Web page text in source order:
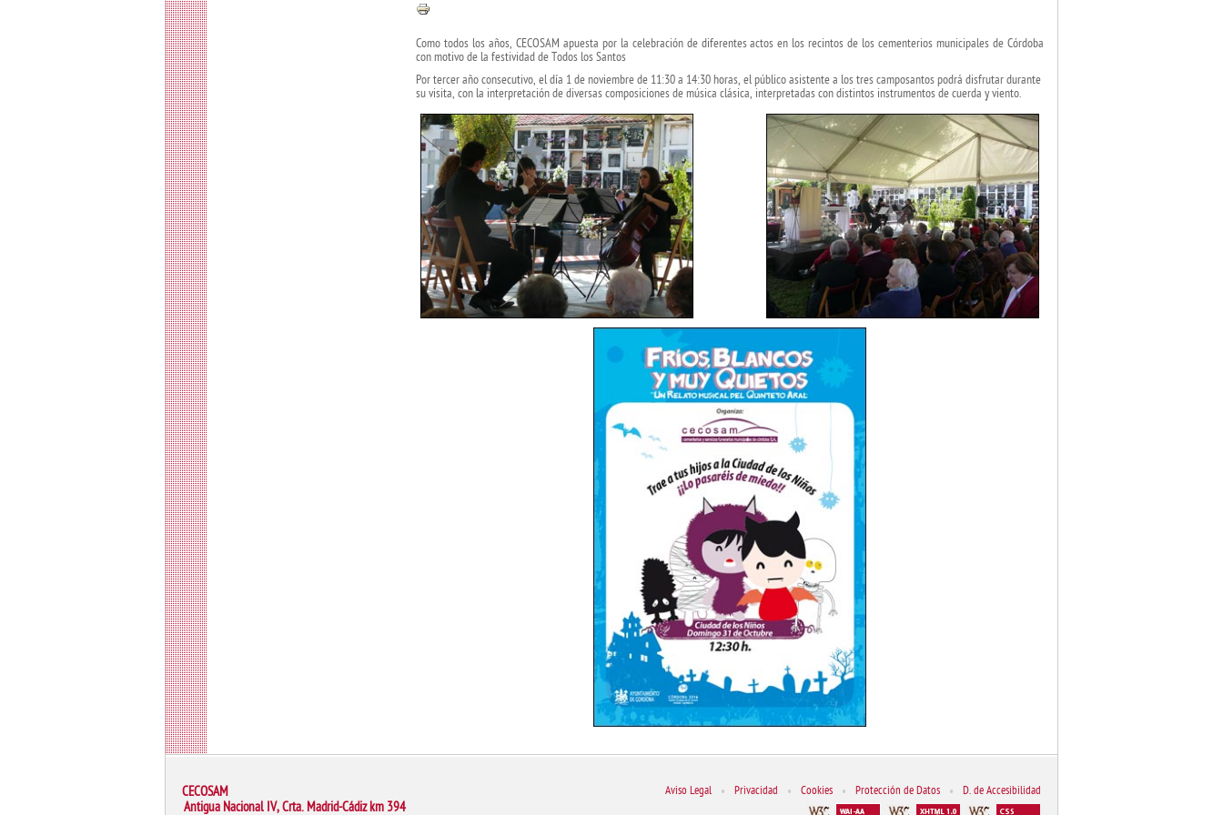
Como todos los años, CECOSAM apuesta por la celebración de diferentes actos en los recintos de los cementerios municipales de Córdoba
con motivo de la festividad de Todos los Santos
Por tercer año consecutivo, el día 1 de noviembre de 11:30 a 14:30 horas, el público asistente a los tres camposantos podrá disfrutar durante
su visita, con la interpretación de diversas composiciones de música clásica, interpretadas con distintos instrumentos de cuerda y viento.
CECOSAM
Antigua Nacional IV, Crta. Madrid-Cádiz km 394
Aviso Legal • Privacidad • Cookies • Protección de Datos • D. de Accesibilidad